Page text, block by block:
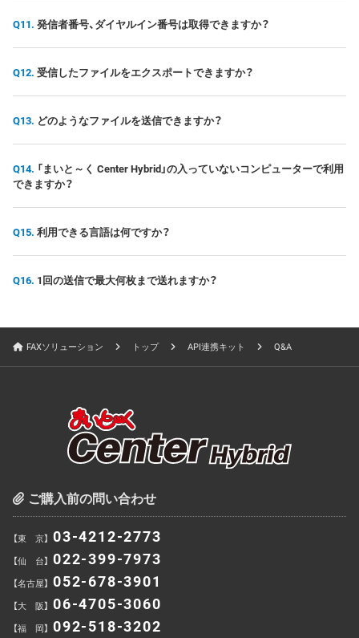
発信者番号、ダイヤルイン番号は取得できますか？
受信したファイルをエクスポートできますか？
どのようなファイルを送信できますか？
「まいと～く Center Hybrid」の入っていないコンピューターで利用
できますか？
利用できる言語は何ですか？
1回の送信で最大何枚まで送れますか？
FAXソリューション トップ API連携キット Q&A
ご購入前の問い合わせ
【東 京】 03-4212-2773
【仙 台】 022-399-7973
【名古屋】 052-678-3901
【大 阪】 06-4705-3060
【福 岡】 092-518-3202